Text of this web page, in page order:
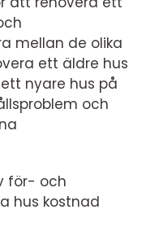
mellan de olika
ett äldre hus
nyare hus på
och
för- och
hus kostnad